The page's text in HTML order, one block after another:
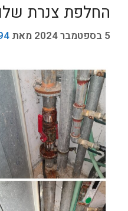
החלפת צנרת
5 בספטמבר 2024 מאת